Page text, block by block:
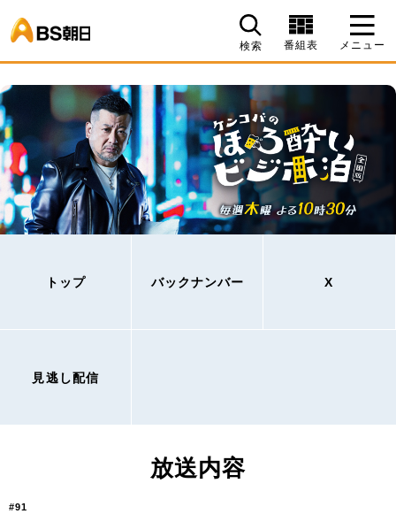
検索 番組表 メニュー
トップ バックナンバー X
見逃し配信
放送内容
#91